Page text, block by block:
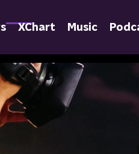
XChart Music